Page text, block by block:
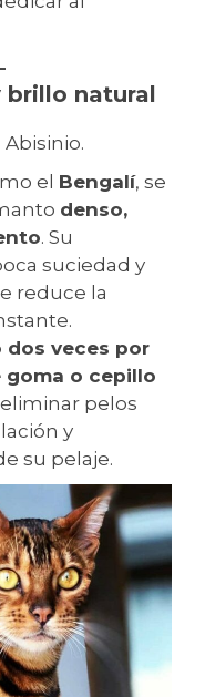
natural
el Bengalí, se
denso,
. Su
suciedad y
reduce la
dos veces por
goma o cepillo
pelos
y
su pelaje.